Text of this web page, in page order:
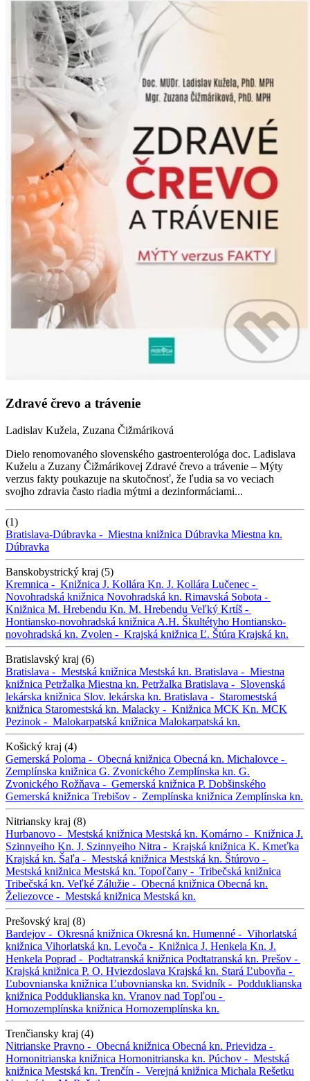
Zdravé črevo a trávenie
Ladislav Kužela, Zuzana Čižmáriková
Dielo renomovaného slovenského gastroenterológa doc. Ladislava
Kuželu a Zuzany Čižmárikovej Zdravé črevo a trávenie – Mýty
verzus fakty poukazuje na skutočnosť, že ľudia sa vo veciach
svojho zdravia často riadia mýtmi a dezinformáciami...
(1)
Bratislava-Dúbravka - Miestna knižnica Dúbravka Miestna kn.
Dúbravka
Banskobystrický kraj (5)
Kremnica - Knižnica J. Kollára Kn. J. Kollára Lučenec -
Novohradská knižnica Novohradská kn. Rimavská Sobota -
Knižnica M. Hrebendu Kn. M. Hrebendu Veľký Krtíš -
Hontiansko-novohradská knižnica A.H. Škultétyho Hontiansko-
novohradská kn. Zvolen - Krajská knižnica Ľ. Štúra Krajská kn.
Bratislavský kraj (6)
Bratislava - Mestská knižnica Mestská kn. Bratislava - Miestna
knižnica Petržalka Miestna kn. Petržalka Bratislava - Slovenská
lekárska knižnica Slov. lekárska kn. Bratislava - Staromestská
knižnica Staromestská kn. Malacky - Knižnica MCK Kn. MCK
Pezinok - Malokarpatská knižnica Malokarpatská kn.
Košický kraj (4)
Gemerská Poloma - Obecná knižnica Obecná kn. Michalovce -
Zemplínska knižnica G. Zvonického Zemplínska kn. G.
Zvonického Rožňava - Gemerská knižnica P. Dobšinského
Gemerská knižnica Trebišov - Zemplínska knižnica Zemplínska kn.
Nitriansky kraj (8)
Hurbanovo - Mestská knižnica Mestská kn. Komárno - Knižnica J.
Szinnyeiho Kn. J. Szinnyeiho Nitra - Krajská knižnica K. Kmeťka
Krajská kn. Šaľa - Mestská knižnica Mestská kn. Štúrovo -
Mestská knižnica Mestská kn. Topoľčany - Tribečská knižnica
Tribečská kn. Veľké Zálužie - Obecná knižnica Obecná kn.
Želiezovce - Mestská knižnica Mestská kn.
Prešovský kraj (8)
Bardejov - Okresná knižnica Okresná kn. Humenné - Vihorlatská
knižnica Vihorlatská kn. Levoča - Knižnica J. Henkela Kn. J.
Henkela Poprad - Podtatranská knižnica Podtatranská kn. Prešov -
Krajská knižnica P. O. Hviezdoslava Krajská kn. Stará Ľubovňa -
Ľubovnianska knižnica Ľubovnianska kn. Svidník - Podduklianska
knižnica Podduklianska kn. Vranov nad Topľou -
Hornozemplínska knižnica Hornozemplínska kn.
Trenčiansky kraj (4)
Nitrianske Pravno - Obecná knižnica Obecná kn. Prievidza -
Hornonitrianska knižnica Hornonitrianska kn. Púchov - Mestská
knižnica Mestská kn. Trenčín - Verejná knižnica Michala Rešetku